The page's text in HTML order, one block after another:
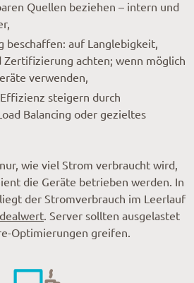
Quellen beziehen – intern und
beschaffen: auf Langlebigkeit,
Zertifizierung achten; wenn möglich
verwenden,
steigern durch
Balancing oder gezieltes
wie viel Strom verbraucht wird,
die Geräte betrieben werden. In
der Stromverbrauch im Leerlauf
. Server sollten ausgelastet
Optimierungen greifen.